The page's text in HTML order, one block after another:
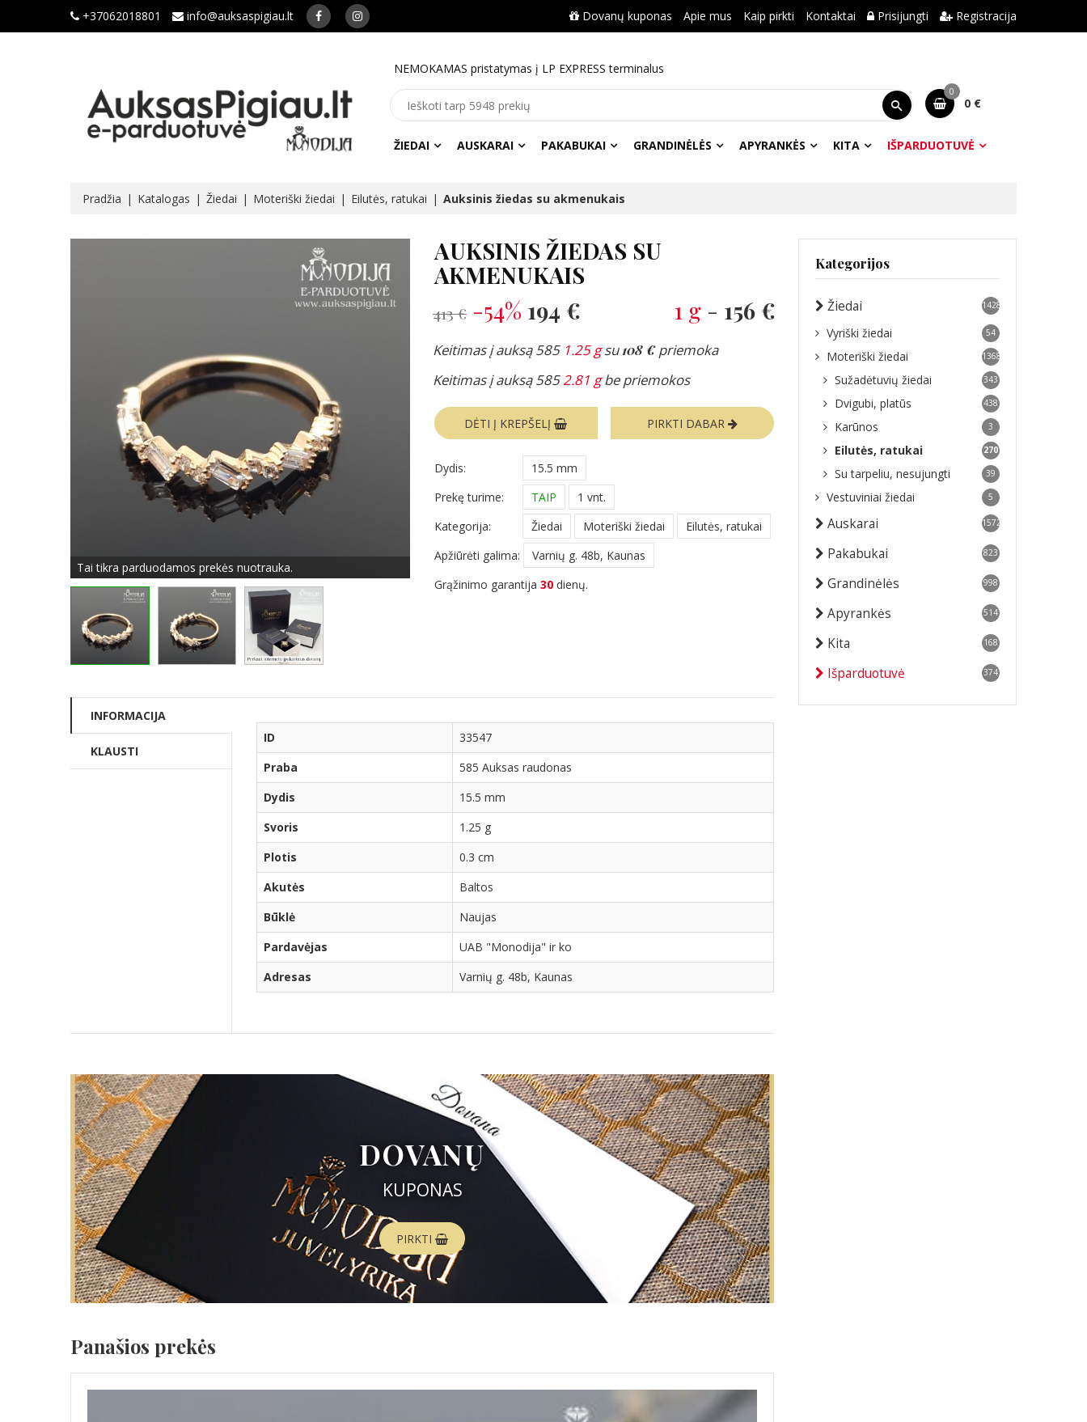
+37062018801 info@auksaspigiau.lt Dovanų kuponas Apie mus Kaip pirkti Kontaktai Prisijungti Registracija
NEMOKAMAS pristatymas į LP EXPRESS terminalus
0
0 €
ŽIEDAI AUSKARAI PAKABUKAI GRANDINĖLĖS APYRANKĖS KITA IŠPARDUOTUVĖ
Pradžia Katalogas Žiedai Moteriški žiedai Eilutės, ratukai Auksinis žiedas su akmenukais
Tai tikra parduodamos prekės nuotrauka.
AUKSINIS ŽIEDAS SU
AKMENUKAIS
413 € -54% 194 € 1 g - 156 €
Keitimas į auksą 585 1.25 gsu108 €priemoka
Keitimas į auksą 5852.81 gbe priemokos
DĖTI Į KREPŠELĮ PIRKTI DABAR
Dydis:
15.5 mm
Prekę turime:
TAIP
1 vnt.
Kategorija:
Žiedai Moteriški žiedai
Eilutės, ratukai
Apžiūrėti galima:
Varnių g. 48b, Kaunas
Grąžinimo garantija 30 dienų.
INFORMACIJA
KLAUSTI
ID
33547
Praba
585 Auksas raudonas
Dydis
15.5 mm
Svoris
1.25 g
Plotis
0.3 cm
Akutės
Baltos
Būklė
Naujas
Pardavėjas
UAB "Monodija" ir ko
Adresas
Varnių g. 48b, Kaunas
DOVANŲ
KUPONAS
PIRKTI
Panašios prekės
Kategorijos
Žiedai 1428
Vyriški žiedai 54
Moteriški žiedai 1368
Sužadėtuvių žiedai 343
Dvigubi, platūs 438
Karūnos 3
Eilutės, ratukai 270
Su tarpeliu, nesujungti 39
Vestuviniai žiedai 5
Auskarai 1572
Pakabukai 823
Grandinėlės 998
Apyrankės 514
Kita 168
Išparduotuvė 374